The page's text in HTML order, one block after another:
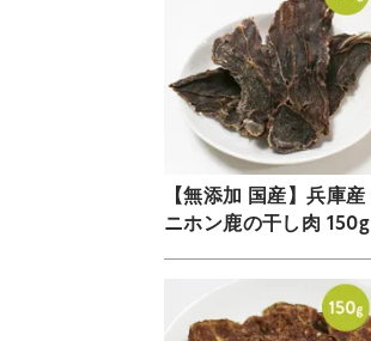
【無添加 国産】兵庫産
ニホン鹿の干し肉 150g